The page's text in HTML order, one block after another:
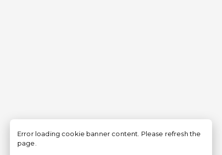
Error loading cookie banner content. Please refresh the
page.